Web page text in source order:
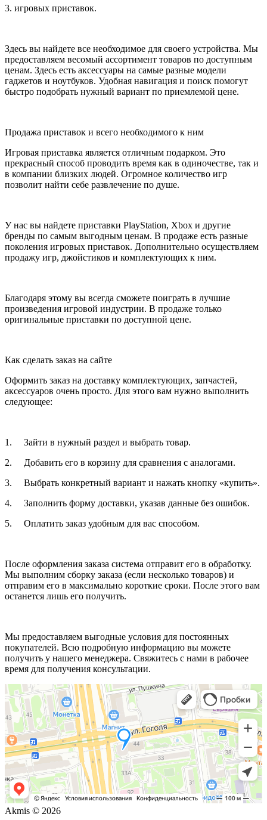
3. игровых приставок.
Здесь вы найдете все необходимое для своего устройства. Мы
предоставляем весомый ассортимент товаров по доступным
ценам. Здесь есть аксессуары на самые разные модели
гаджетов и ноутбуков. Удобная навигация и поиск помогут
быстро подобрать нужный вариант по приемлемой цене.
Продажа приставок и всего необходимого к ним
Игровая приставка является отличным подарком. Это
прекрасный способ проводить время как в одиночестве, так и
в компании близких людей. Огромное количество игр
позволит найти себе развлечение по душе.
У нас вы найдете приставки PlayStation, Xbox и другие
бренды по самым выгодным ценам. В продаже есть разные
поколения игровых приставок. Дополнительно осуществляем
продажу игр, джойстиков и комплектующих к ним.
Благодаря этому вы всегда сможете поиграть в лучшие
произведения игровой индустрии. В продаже только
оригинальные приставки по доступной цене.
Как сделать заказ на сайте
Оформить заказ на доставку комплектующих, запчастей,
аксессуаров очень просто. Для этого вам нужно выполнить
следующее:
1. Зайти в нужный раздел и выбрать товар.
2. Добавить его в корзину для сравнения с аналогами.
3. Выбрать конкретный вариант и нажать кнопку «купить».
4. Заполнить форму доставки, указав данные без ошибок.
5. Оплатить заказ удобным для вас способом.
После оформления заказа система отправит его в обработку.
Мы выполним сборку заказа (если несколько товаров) и
отправим его в максимально короткие сроки. После этого вам
останется лишь его получить.
Мы предоставляем выгодные условия для постоянных
покупателей. Всю подробную информацию вы можете
получить у нашего менеджера. Свяжитесь с нами в рабочее
время для получения консультации.
Akmis © 2026